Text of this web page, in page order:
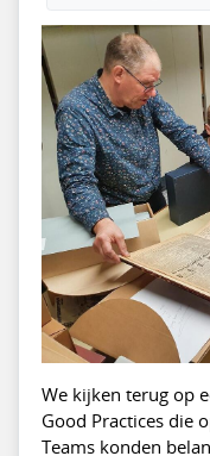
We kijken terug op
Good Practices die
Teams konden